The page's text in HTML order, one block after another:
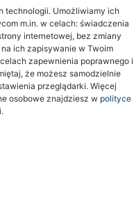
technologii. Umożliwiamy ich
m.in. w celach: świadczenia
internetowej, bez zmiany
ich zapisywanie w Twoim
zapewnienia poprawnego i
że możesz samodzielnie
przeglądarki. Więcej
osobowe znajdziesz w polityce